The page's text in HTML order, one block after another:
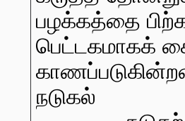
பழக்கத்தை
பெட்டகமாகக்
நடுகல்